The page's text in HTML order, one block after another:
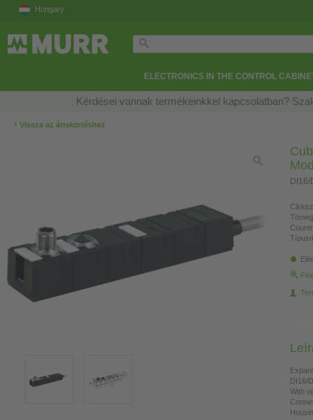
Hungary
ELECTRONICS IN THE CONTROL
Kérdései vannak termékeinkkel kapcsolatban?
‹ Vissza az áttekintéshez
DI16/
With